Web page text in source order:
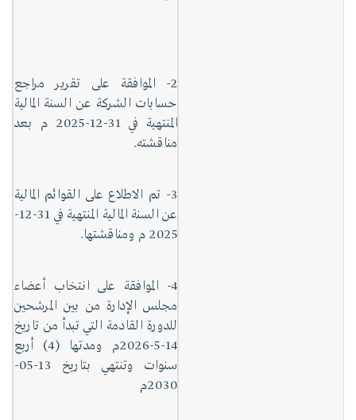
2- الموافقة على تقرير مراجع
حسابات الشركة عن السنة المالية
المنتهية في 31-12-2025 م بعد
مناقشته.
3- تم الاطلاع على القوائم المالية
عن السنة المالية المنتهية في 31-12-
2025 م ومناقشتها.
4- الموافقة على انتخاب أعضاء
مجلس الإدارة من بين المرشحين
للدورة القادمة التي تبدأ من تاريخ
14-5-2026م ومدتها (4) أربع
سنوات وتنتهي بتاريخ 13-05-
2030م